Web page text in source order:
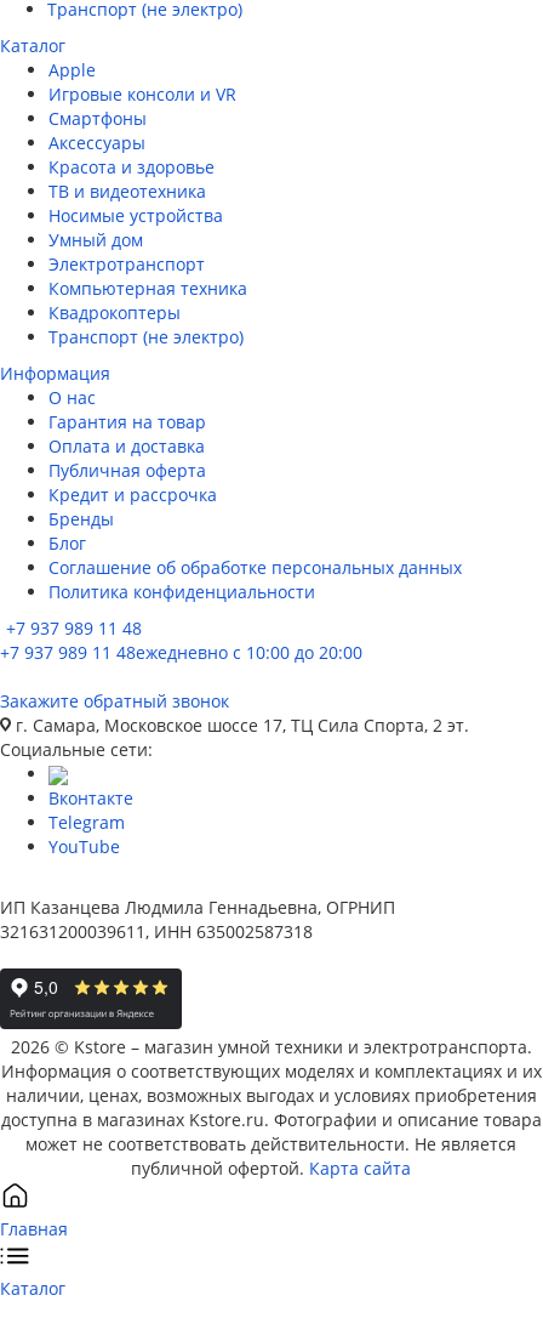
Транспорт (не электро)
Каталог
Apple
Игровые консоли и VR
Смартфоны
Аксессуары
Красота и здоровье
ТВ и видеотехника
Носимые устройства
Умный дом
Электротранспорт
Компьютерная техника
Квадрокоптеры
Транспорт (не электро)
Информация
О нас
Гарантия на товар
Оплата и доставка
Публичная оферта
Кредит и рассрочка
Бренды
Блог
Соглашение об обработке персональных данных
Политика конфиденциальности
+7 937 989 11 48
+7 937 989 11 48ежедневно с 10:00 до 20:00
Закажите обратный звонок
г. Самара, Московское шоссе 17, ТЦ Сила Спорта, 2 эт.
Социальные сети:
Вконтакте
Telegram
YouTube
ИП Казанцева Людмила Геннадьевна, ОГРНИП
321631200039611, ИНН 635002587318
2026 © Kstore – магазин умной техники и электротранспорта.
Информация о соответствующих моделях и комплектациях и их
наличии, ценах, возможных выгодах и условиях приобретения
доступна в магазинах Kstore.ru. Фотографии и описание товара
может не соответствовать действительности. Не является
публичной офертой. Карта сайта
Главная
Каталог